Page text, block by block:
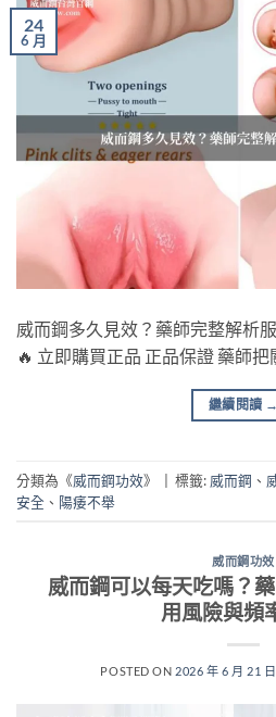
24
6 月
威而鋼多久見效？藥師完整解析
🔥 立即購買正品 正品保證 藥師
繼續閱讀 →
分類為《威而鋼功效》 標籤: 威而鋼 、
安全 、 陽痿不舉
威而鋼功效
威而鋼可以每天吃嗎？
用風險與頻
POSTED ON 2026 年 6 月 21 日